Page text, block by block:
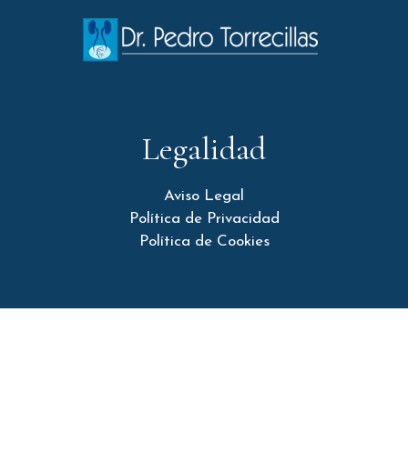
Legalidad
Aviso Legal
Política de Privacidad
Política de Cookies